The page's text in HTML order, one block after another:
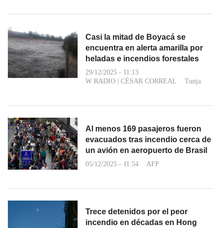
Casi la mitad de Boyacá se
encuentra en alerta amarilla por
heladas e incendios forestales
29/12/2025 - 11:13
W RADIO | CÉSAR CORREAL Tunja
Al menos 169 pasajeros fueron
evacuados tras incendio cerca de
un avión en aeropuerto de Brasil
05/12/2025 - 11:54 AFP
Trece detenidos por el peor
incendio en décadas en Hong